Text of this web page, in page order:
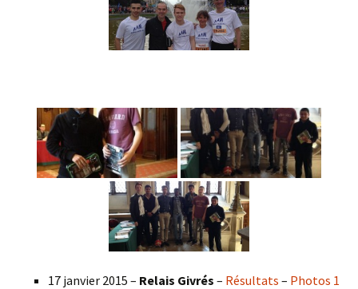
17 janvier 2015 – Relais Givrés – Résultats – Photos 1